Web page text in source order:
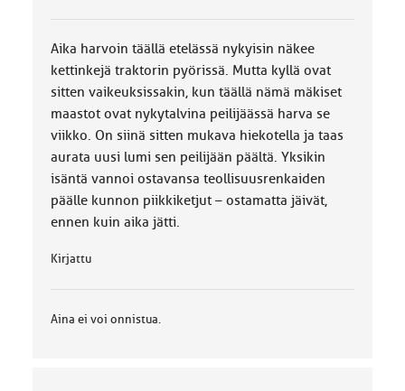
k
k
a
Aika harvoin täällä etelässä nykyisin näkee
kettinkejä traktorin pyörissä. Mutta kyllä ovat
sitten vaikeuksissakin, kun täällä nämä mäkiset
maastot ovat nykytalvina peilijäässä harva se
viikko. On siinä sitten mukava hiekotella ja taas
aurata uusi lumi sen peilijään päältä. Yksikin
isäntä vannoi ostavansa teollisuusrenkaiden
päälle kunnon piikkiketjut – ostamatta jäivät,
ennen kuin aika jätti.
Kirjattu
Aina ei voi onnistua.